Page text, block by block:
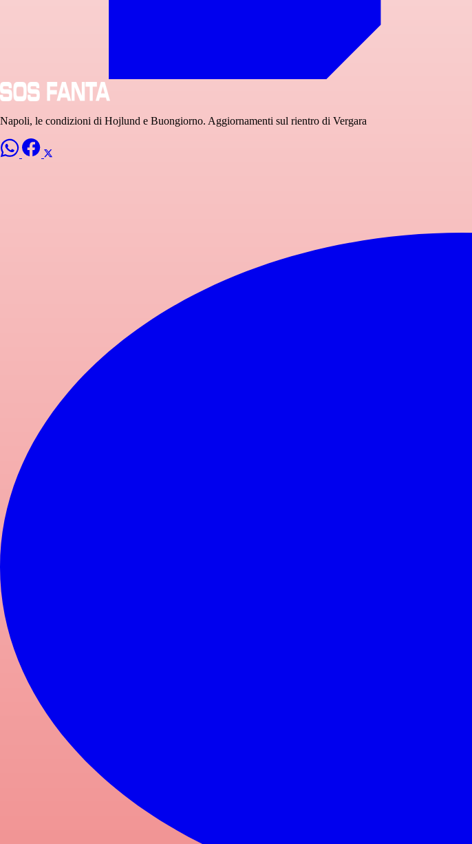
Napoli, le condizioni di Hojlund e Buongiorno. Aggiornamenti sul rientro di Vergara